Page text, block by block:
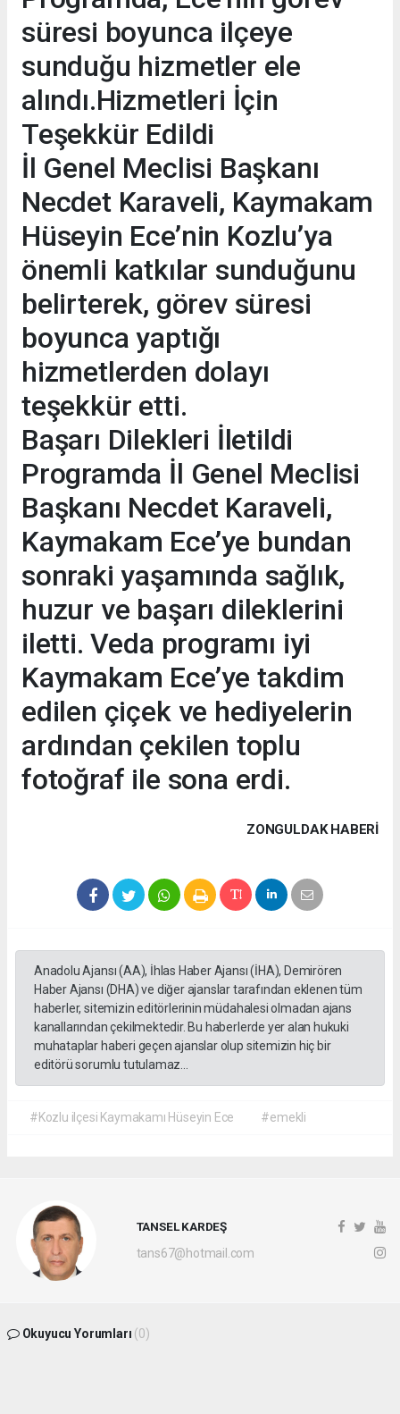
süresi boyunca ilçeye
sunduğu hizmetler ele
alındı.Hizmetleri İçin
Teşekkür Edildi
İl Genel Meclisi Başkanı
Necdet Karaveli, Kaymakam
Hüseyin Ece’nin Kozlu’ya
önemli katkılar sunduğunu
belirterek, görev süresi
boyunca yaptığı
hizmetlerden dolayı
teşekkür etti.
Başarı Dilekleri İletildi
Programda İl Genel Meclisi
Başkanı Necdet Karaveli,
Kaymakam Ece’ye bundan
sonraki yaşamında sağlık,
huzur ve başarı dileklerini
iletti. Veda programı iyi
Kaymakam Ece’ye takdim
edilen çiçek ve hediyelerin
ardından çekilen toplu
fotoğraf ile sona erdi.
ZONGULDAK HABERİ
Anadolu Ajansı (AA), İhlas Haber Ajansı (İHA), Demirören
Haber Ajansı (DHA) ve diğer ajanslar tarafından eklenen tüm
haberler, sitemizin editörlerinin müdahalesi olmadan ajans
kanallarından çekilmektedir. Bu haberlerde yer alan hukuki
muhataplar haberi geçen ajanslar olup sitemizin hiç bir
editörü sorumlu tutulamaz...
#Kozlu ilçesi Kaymakamı Hüseyin Ece #emekli
TANSEL KARDEŞ
tans67@hotmail.com
Okuyucu Yorumları (0)